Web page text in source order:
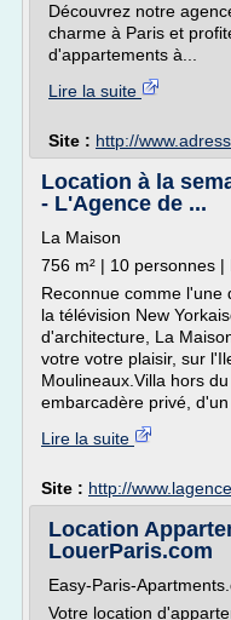
Découvrez notre
charme à Paris et
d'appartements à...
Lire la suite
Site : http://
Location à la
- L'Agence de ...
La Maison
756 m² | 10 personnes
Reconnue comme l'une
la télévision New
d'architecture, La
votre votre plaisir, sur
Moulineaux.Villa hors
embarcadère privé,
Lire la suite
Site : http://
Location
LouerParis.com
Easy-Paris-
Votre location